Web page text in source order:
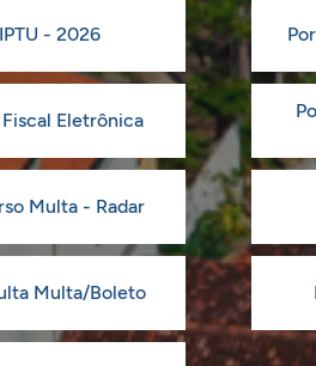
IPTU - 2026
Eletrônica
Multa - Radar
Multa/Boleto